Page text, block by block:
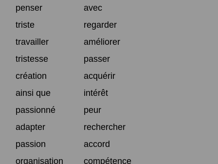
penser
avec
triste
regarder
travailler
améliorer
tristesse
passer
création
acquérir
ainsi que
intérêt
passionné
peur
adapter
rechercher
passion
accord
organisation
compétence